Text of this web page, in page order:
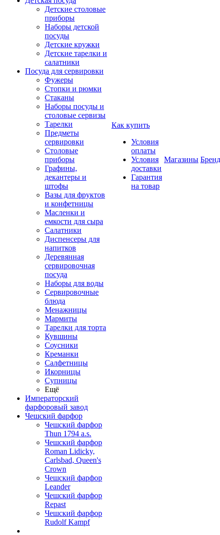
Детские столовые
приборы
Наборы детской
посуды
Детские кружки
Детские тарелки и
салатники
Посуда для сервировки
Фужеры
Стопки и рюмки
Стаканы
Наборы посуды и
столовые сервизы
Тарелки
Предметы
сервировки
Столовые
приборы
Графины,
декантеры и
штофы
Вазы для фруктов
и конфетницы
Масленки и
емкости для сыра
Салатники
Диспенсеры для
напитков
Деревянная
сервировочная
посуда
Наборы для воды
Сервировочные
блюда
Менажницы
Мармиты
Тарелки для торта
Кувшины
Соусники
Креманки
Салфетницы
Икорницы
Супницы
Ещё
Императорский
фарфоровый завод
Чешский фарфор
Чешский фарфор
Thun 1794 a.s.
Чешский фарфор
Roman Lidicky,
Carlsbad, Queen's
Crown
Чешский фарфор
Leander
Чешский фарфор
Repast
Чешский фарфор
Rudolf Kampf
Как купить
Условия
оплаты
Условия
доставки
Гарантия
на товар
Магазины